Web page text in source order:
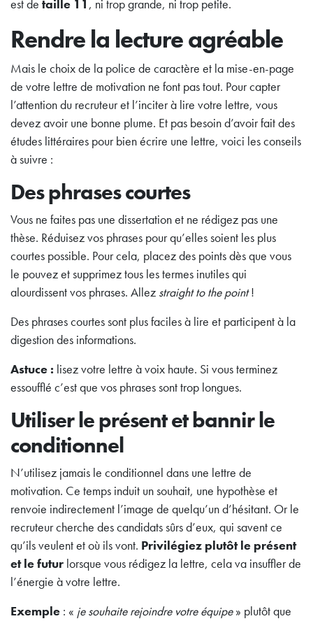
est de taille 11 , ni trop grande, ni trop petite.
Rendre la lecture agréable
Mais le choix de la police de caractère et la mise-en-page
de votre lettre de motivation ne font pas tout. Pour capter
l’attention du recruteur et l’inciter à lire votre lettre, vous
devez avoir une bonne plume. Et pas besoin d’avoir fait des
études littéraires pour bien écrire une lettre, voici les conseils
à suivre :
Des phrases courtes
Vous ne faites pas une dissertation et ne rédigez pas une
thèse. Réduisez vos phrases pour qu’elles soient les plus
courtes possible. Pour cela, placez des points dès que vous
le pouvez et supprimez tous les termes inutiles qui
alourdissent vos phrases. Allez straight to the point!
Des phrases courtes sont plus faciles à lire et participent à la
digestion des informations.
Astuce : lisez votre lettre à voix haute. Si vous terminez
essoufflé c’est que vos phrases sont trop longues.
Utiliser le présent et bannir le
conditionnel
N’utilisez jamais le conditionnel dans une lettre de
motivation. Ce temps induit un souhait, une hypothèse et
renvoie indirectement l’image de quelqu’un d’hésitant. Or le
recruteur cherche des candidats sûrs d’eux, qui savent ce
qu’ils veulent et où ils vont. Privilégiez plutôt le présent
et le futur lorsque vous rédigez la lettre, cela va insuffler de
l’énergie à votre lettre.
Exemple : « je souhaite rejoindre votre équipe» plutôt que